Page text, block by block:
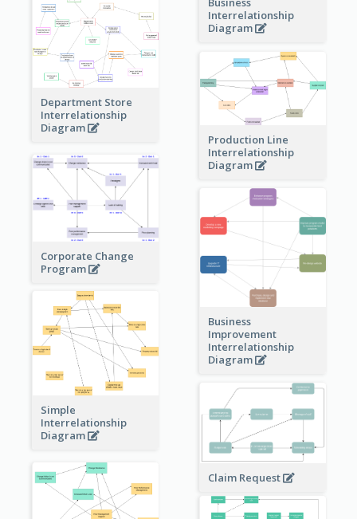
Interrelationship
Diagram
Department Store
Interrelationship
Diagram
Production Line
Interrelationship
Diagram
Corporate Change
Program
Business
Improvement
Interrelationship
Diagram
Simple
Interrelationship
Diagram
Claim Request